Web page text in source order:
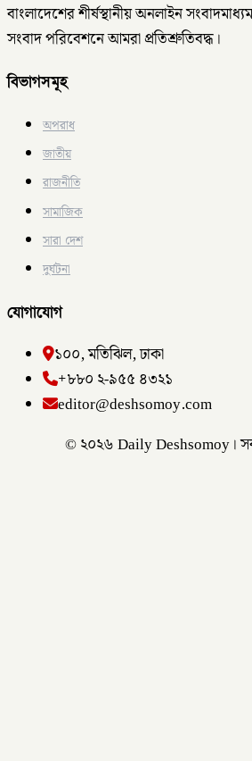
বাংলাদেশের শীর্ষস্থানীয় অনলাইন
সংবাদ পরিবেশনে আমরা প্রতিশ্রুতিবদ্ধ।
বিভাগসমূহ
অপরাধ
জাতীয়
রাজনীতি
সামাজিক
সারা দেশ
দুর্ঘটনা
যোগাযোগ
১০০, মতিঝিল, ঢাকা
+৮৮০ ২-৯৫৫ ৪৩২১
editor@deshsomoy.com
© ২০২৬ Daily Deshsomoy।